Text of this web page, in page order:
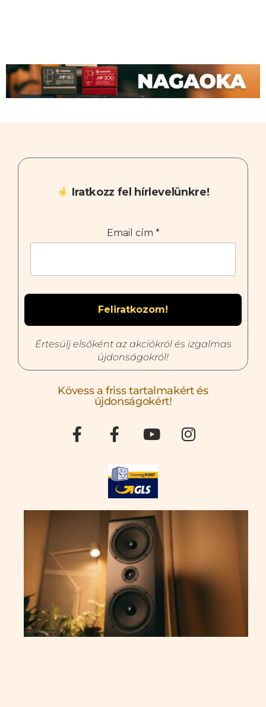
Iratkozz fel hírlevelünkre!
Email cím *
Értesülj elsőként az akciókról és izgalmas
újdonságokról!
Kövess a friss tartalmakért és
újdonságokért!